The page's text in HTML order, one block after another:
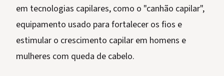
em tecnologias capilares, como o "canhão capilar",
equipamento usado para fortalecer os fios e
estimular o crescimento capilar em homens e
mulheres com queda de cabelo.